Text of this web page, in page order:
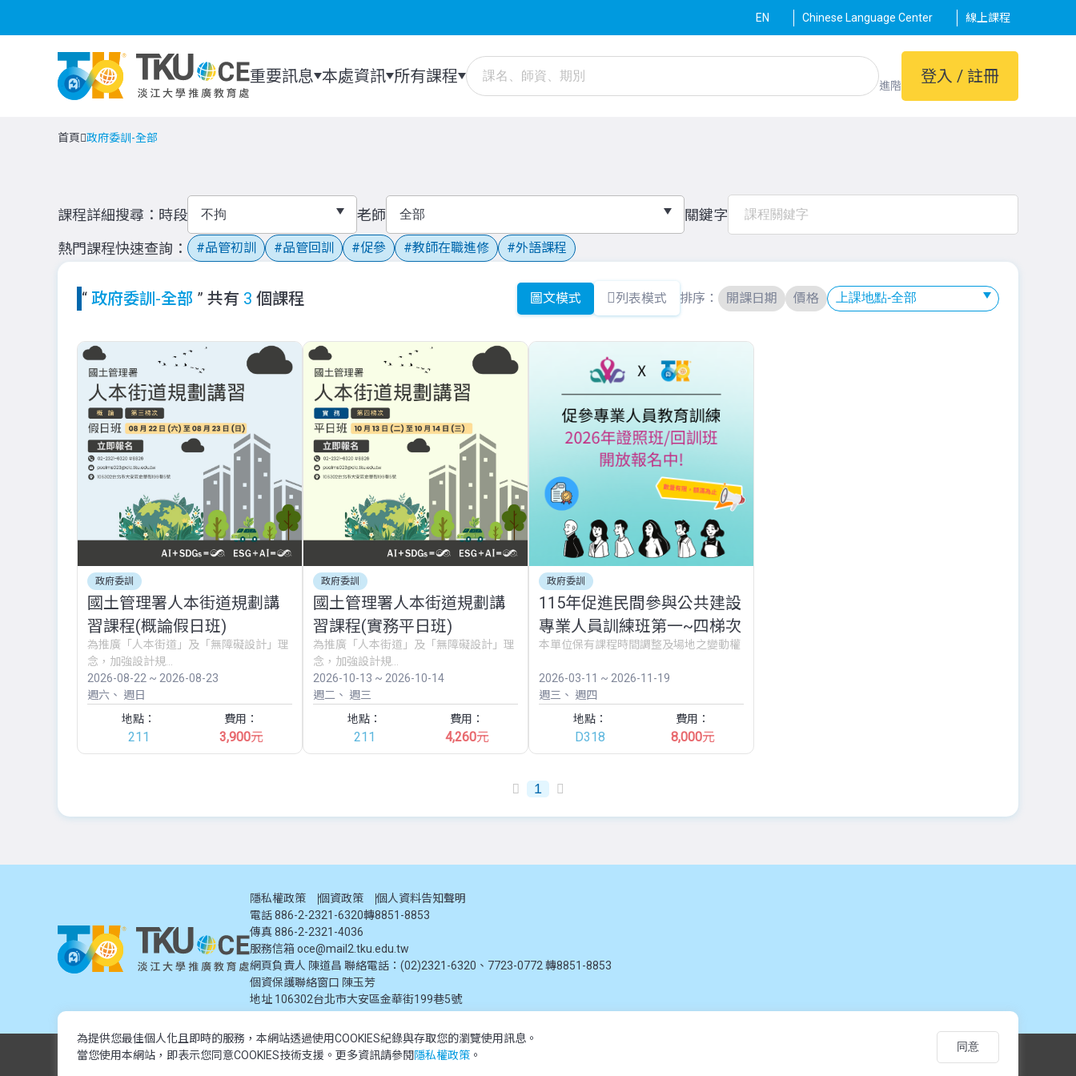
EN Chinese Language Center 線上課程
重要訊息 本處資訊 所有課程 進階 登入 / 註冊
首頁 政府委訓-全部
課程詳細搜尋 時段 老師
關鍵字
熱門課程快速查詢
品管初訓 品管回訓 促參 教師在職進修 外語課程
“ 政府委訓-全部 ” 共有 3 個課程 圖文模式 列表模式 排序： 開課日期 價格
政府委訓
國土管理署人本街道規劃講
習課程(概論假日班)
為推廣「人本街道」及「無障礙設計」理
念，加強設計規...
2026-08-22 ~ 2026-08-23
週六
週日
地點：
211
費用：
3,900元
政府委訓
國土管理署人本街道規劃講
習課程(實務平日班)
為推廣「人本街道」及「無障礙設計」理
念，加強設計規...
2026-10-13 ~ 2026-10-14
週二
週三
地點：
211
費用：
4,260元
政府委訓
115年促進民間參與公共建設
專業人員訓練班第一~四梯次
本單位保有課程時間調整及場地之變動權
2026-03-11 ~ 2026-11-19
週三
週四
地點：
D318
費用：
8,000元
1
隱私權政策 個資政策
個人資料告知聲明
電話 886-2-2321-6320轉8851-8853
傳真 886-2-2321-4036
服務信箱 oce@mail2.tku.edu.tw
網頁負責人 陳道昌 聯絡電話：(02)2321-6320、7723-0772 轉8851-8853
個資保護聯絡窗口 陳玉芳
地址 106302台北市大安區金華街199巷5號
© 2024 淡江大學推廣教育處. 版權所有。本網站內容由淡江大學推廣教育處提供，未經授權禁止轉載或引用。所有課程資訊、圖片及資料皆屬本單位所有，僅供學習交流使用。
為提供您最佳個人化且即時的服務，本網站透過使用COOKIES紀錄與存取您的瀏覽使用訊息。
當您使用本網站，即表示您同意COOKIES技術支援。更多資訊請參閱 隱私權政策 。
同意